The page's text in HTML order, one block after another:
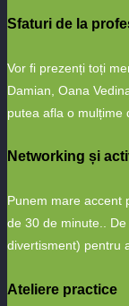
Sfaturi de la
Vor fi prezenți toți
Damian, Oana
putea afla o mulțime
Networking și
Punem mare accent
de 30 de minute..
divertisment) pentru
Ateliere practice